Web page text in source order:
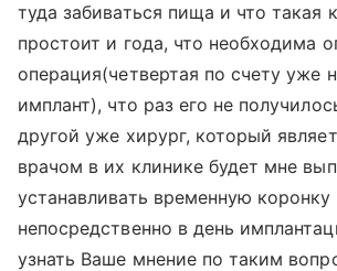
туда забиваться пища и что такая
простоит и года, что необходима
операция(четвертая по счету уже
имплант), что раз его не
другой уже хирург, который
врачом в их клинике будет мне
устанавливать временную коронку
непосредственно в день
узнать Ваше мнение по таким